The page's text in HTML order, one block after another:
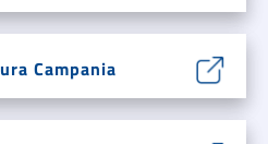
Campania